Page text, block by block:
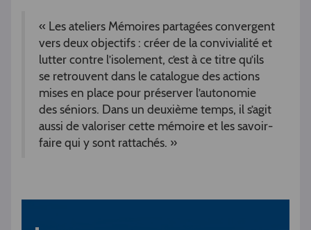
« Les ateliers Mémoires partagées convergent
vers deux objectifs : créer de la convivialité et
lutter contre l’isolement, c’est à ce titre qu’ils
se retrouvent dans le catalogue des actions
mises en place pour préserver l’autonomie
des séniors. Dans un deuxième temps, il s’agit
aussi de valoriser cette mémoire et les savoir-
faire qui y sont rattachés. »